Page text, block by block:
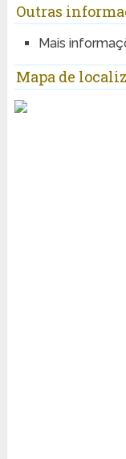
Outras
Mais
Mapa de